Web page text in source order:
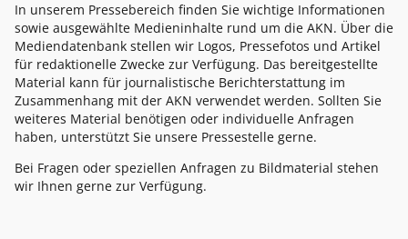
In unserem Pressebereich finden Sie wichtige Informationen
sowie ausgewählte Medieninhalte rund um die AKN. Über die
Mediendatenbank stellen wir Logos, Pressefotos und Artikel
für redaktionelle Zwecke zur Verfügung. Das bereitgestellte
Material kann für journalistische Berichterstattung im
Zusammenhang mit der AKN verwendet werden. Sollten Sie
weiteres Material benötigen oder individuelle Anfragen
haben, unterstützt Sie unsere Pressestelle gerne.
Bei Fragen oder speziellen Anfragen zu Bildmaterial stehen
wir Ihnen gerne zur Verfügung.